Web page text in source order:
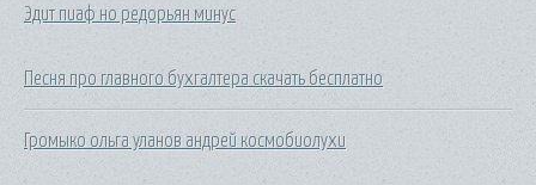
Эдит пиаф но редорьян минус
Песня про главного бухгалтера скачать бесплатно
Громыко ольга уланов андрей космобиолухи